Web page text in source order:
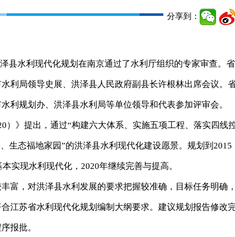
分享到：
县水利现代化规划在南京通过了水利厅组织的专家审查。
利局领导史展、洪泽县人民政府副县长许根林出席会议。
利规划办、洪泽县水利局等单位领导和代表参加评审会。
》提出，通过“构建六大体系、实施五项工程、落实四线
生态福地家园”的洪泽县水利现代化建设愿景。规划到2015
实现水利现代化，2020年继续完善与提高。
，对洪泽县水利发展的要求把握较准确，目标任务明确
江苏省水利现代化规划编制大纲要求。建议规划报告修改
报批。